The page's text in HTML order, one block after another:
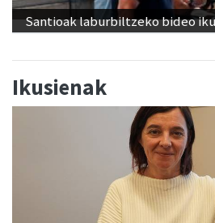
Santioak laburbiltzeko bideo
Ikusienak